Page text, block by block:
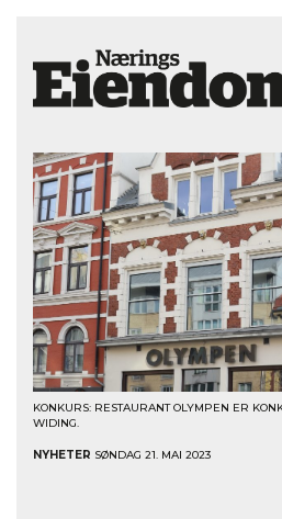
KONKURS: RESTAURANT OLYMPEN ER
WIDING.
NYHETER SØNDAG 21. MAI 2023